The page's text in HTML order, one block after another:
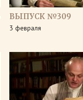
ВЫПУСК №309
3 февраля